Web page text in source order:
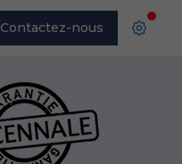
Contactez-nous